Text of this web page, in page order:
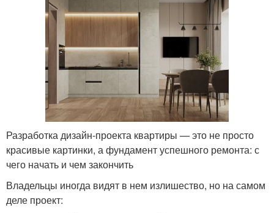
Разработка дизайн-проекта квартиры — это не просто
красивые картинки, а фундамент успешного ремонта: с
чего начать и чем закончить
Владельцы иногда видят в нем излишество, но на самом
деле проект: